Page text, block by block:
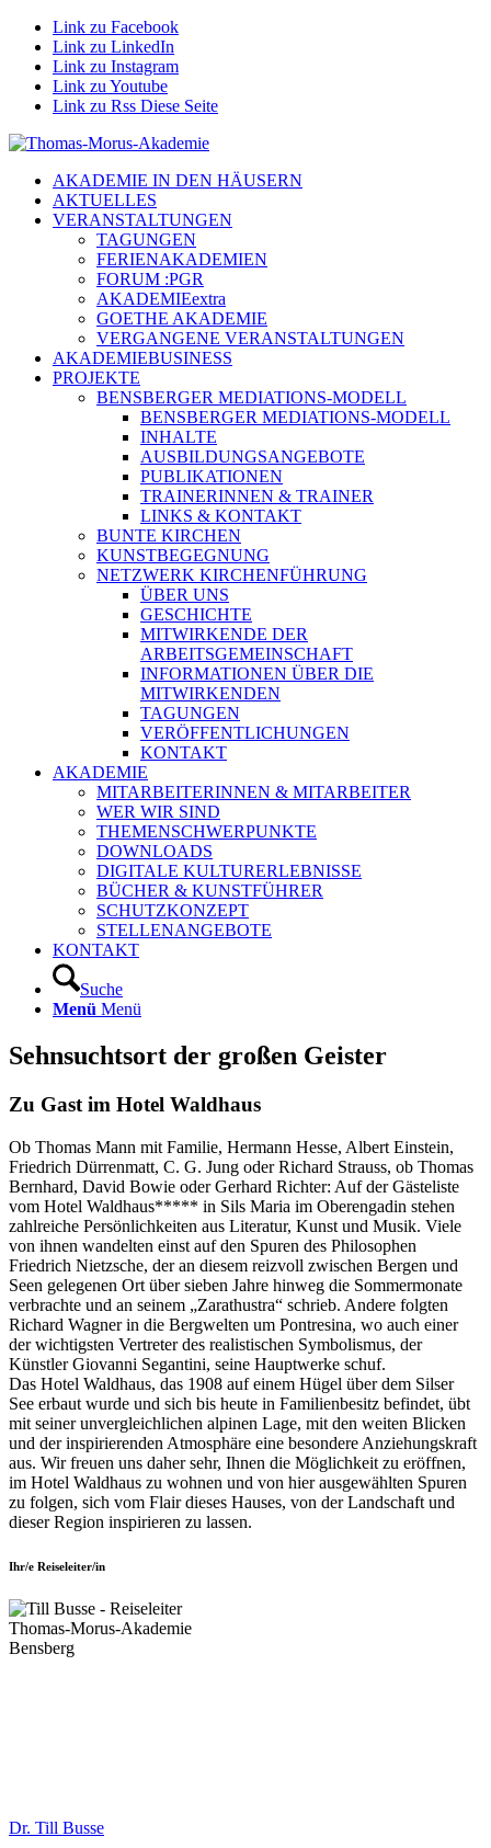
Link zu Facebook
Link zu LinkedIn
Link zu Instagram
Link zu Youtube
Link zu Rss Diese Seite
AKADEMIE IN DEN HÄUSERN
AKTUELLES
VERANSTALTUNGEN
TAGUNGEN
FERIENAKADEMIEN
FORUM :PGR
AKADEMIEextra
GOETHE AKADEMIE
VERGANGENE VERANSTALTUNGEN
AKADEMIEBUSINESS
PROJEKTE
BENSBERGER MEDIATIONS-MODELL
BENSBERGER MEDIATIONS-MODELL
INHALTE
AUSBILDUNGSANGEBOTE
PUBLIKATIONEN
TRAINERINNEN & TRAINER
LINKS & KONTAKT
BUNTE KIRCHEN
KUNSTBEGEGNUNG
NETZWERK KIRCHENFÜHRUNG
ÜBER UNS
GESCHICHTE
MITWIRKENDE DER
ARBEITSGEMEINSCHAFT
INFORMATIONEN ÜBER DIE
MITWIRKENDEN
TAGUNGEN
VERÖFFENTLICHUNGEN
KONTAKT
AKADEMIE
MITARBEITERINNEN & MITARBEITER
WER WIR SIND
THEMENSCHWERPUNKTE
DOWNLOADS
DIGITALE KULTURERLEBNISSE
BÜCHER & KUNSTFÜHRER
SCHUTZKONZEPT
STELLENANGEBOTE
KONTAKT
Suche
Menü Menü
Sehnsuchtsort der großen Geister
Zu Gast im Hotel Waldhaus
Ob Thomas Mann mit Familie, Hermann Hesse, Albert Einstein,
Friedrich Dürrenmatt, C. G. Jung oder Richard Strauss, ob Thomas
Bernhard, David Bowie oder Gerhard Richter: Auf der Gästeliste
vom Hotel Waldhaus***** in Sils Maria im Oberengadin stehen
zahlreiche Persönlichkeiten aus Literatur, Kunst und Musik. Viele
von ihnen wandelten einst auf den Spuren des Philosophen
Friedrich Nietzsche, der an diesem reizvoll zwischen Bergen und
Seen gelegenen Ort über sieben Jahre hinweg die Sommermonate
verbrachte und an seinem „Zarathustra“ schrieb. Andere folgten
Richard Wagner in die Bergwelten um Pontresina, wo auch einer
der wichtigsten Vertreter des realistischen Symbolismus, der
Künstler Giovanni Segantini, seine Hauptwerke schuf.
Das Hotel Waldhaus, das 1908 auf einem Hügel über dem Silser
See erbaut wurde und sich bis heute in Familienbesitz befindet, übt
mit seiner unvergleichlichen alpinen Lage, mit den weiten Blicken
und der inspirierenden Atmosphäre eine besondere Anziehungskraft
aus. Wir freuen uns daher sehr, Ihnen die Möglichkeit zu eröffnen,
im Hotel Waldhaus zu wohnen und von hier ausgewählten Spuren
zu folgen, sich vom Flair dieses Hauses, von der Landschaft und
dieser Region inspirieren zu lassen.
Ihr/e Reiseleiter/in
Dr. Till Busse